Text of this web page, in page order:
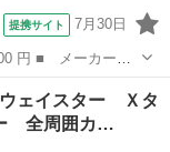
提携サイト 7月30日
ード名： ６６
運転席助手席エ
ウェイスター Ｘタ
全周囲カ…